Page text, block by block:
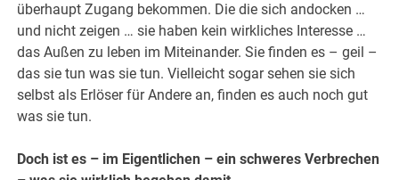
überhaupt Zugang bekommen. Die die sich andocken …
und nicht zeigen … sie haben kein wirkliches Interesse …
das Außen zu leben im Miteinander. Sie finden es – geil –
das sie tun was sie tun. Vielleicht sogar sehen sie sich
selbst als Erlöser für Andere an, finden es auch noch gut
was sie tun.
Doch ist es – im Eigentlichen – ein schweres Verbrechen